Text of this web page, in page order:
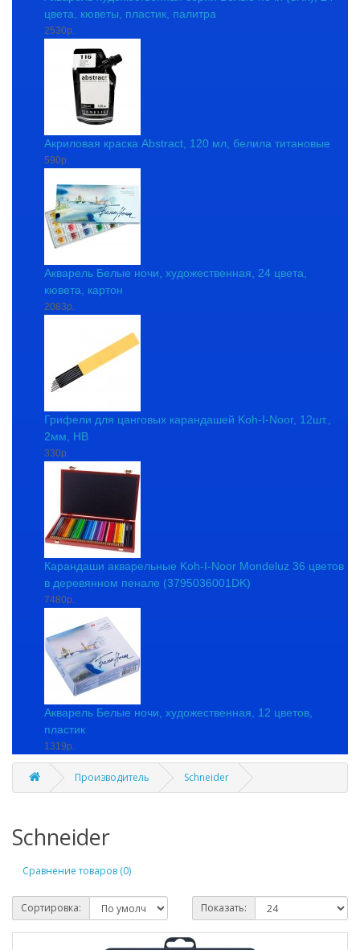
цвета, кюветы, пластик, палитра
2530р.
Акриловая краска Abstract, 120 мл, белила титановые
590р.
Акварель Белые ночи, художественная, 24 цвета,
кювета, картон
2083р.
Грифели для цанговых карандашей Koh-I-Noor, 12шт.,
2мм, HB
330р.
Карандаши акварельные Koh-I-Noor Mondeluz 36 цветов
в деревянном пенале (3795036001DK)
7480р.
Акварель Белые ночи, художественная, 12 цветов,
пластик
1319р.
Производитель Schneider
Schneider
Сравнение товаров (0)
Сортировка: Показать: